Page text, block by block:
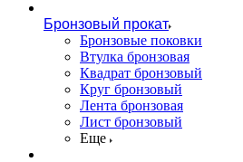
Бронзовый прокат
Бронзовые поковки
Втулка бронзовая
Квадрат бронзовый
Круг бронзовый
Лента бронзовая
Лист бронзовый
Еще